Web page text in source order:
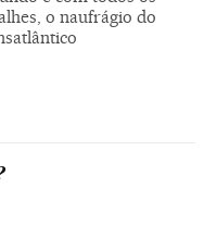
o naufrágio do